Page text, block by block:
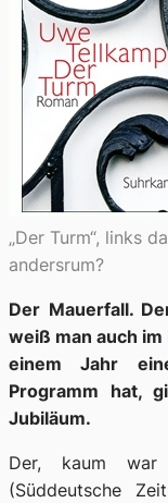
„Der Turm“, links
andersrum?
Der Mauerfall.
weiß man auch im
einem Jahr
Programm hat,
Jubiläum.
Der, kaum war
(Süddeutsche